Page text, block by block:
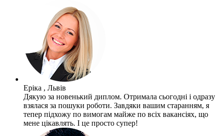
Еріка , Львів
Дякую за новенький диплом. Отримала сьогодні і одразу
взялася за пошуки роботи. Завдяки вашим старанням, я
тепер підхожу по вимогам майже по всіх вакансіях, що
мене цікавлять. І це просто супер!